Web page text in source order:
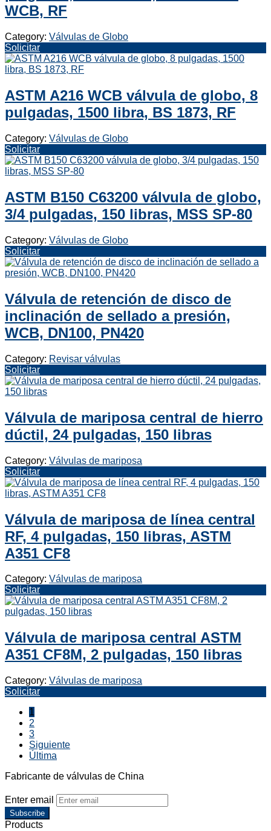
WCB, RF
Category: Válvulas de Globo
Solicitar
ASTM A216 WCB válvula de globo, 8
pulgadas, 1500 libra, BS 1873, RF
Category: Válvulas de Globo
Solicitar
ASTM B150 C63200 válvula de globo,
3/4 pulgadas, 150 libras, MSS SP-80
Category: Válvulas de Globo
Solicitar
Válvula de retención de disco de
inclinación de sellado a presión,
WCB, DN100, PN420
Category: Revisar válvulas
Solicitar
Válvula de mariposa central de hierro
dúctil, 24 pulgadas, 150 libras
Category: Válvulas de mariposa
Solicitar
Válvula de mariposa de línea central
RF, 4 pulgadas, 150 libras, ASTM
A351 CF8
Category: Válvulas de mariposa
Solicitar
Válvula de mariposa central ASTM
A351 CF8M, 2 pulgadas, 150 libras
Category: Válvulas de mariposa
Solicitar
1
2
3
Siguiente
Última
Fabricante de válvulas de China
Enter email
Subscribe
Products